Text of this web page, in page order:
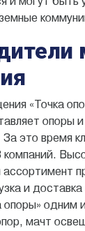
«Точка
опоры
это время
и
опоры» одним
мачт